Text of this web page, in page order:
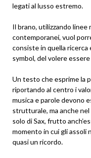
legati al lusso estremo.
Il brano, utilizzando linee
contemporanei, vuol
consiste in quella ricerca
symbol, del volere
Un testo che esprime la
riportando al centro i
musica e parole devono
strutturale, ma anche
solo di Sax, frutto
momento in cui gli assoli
quasi un ricordo.